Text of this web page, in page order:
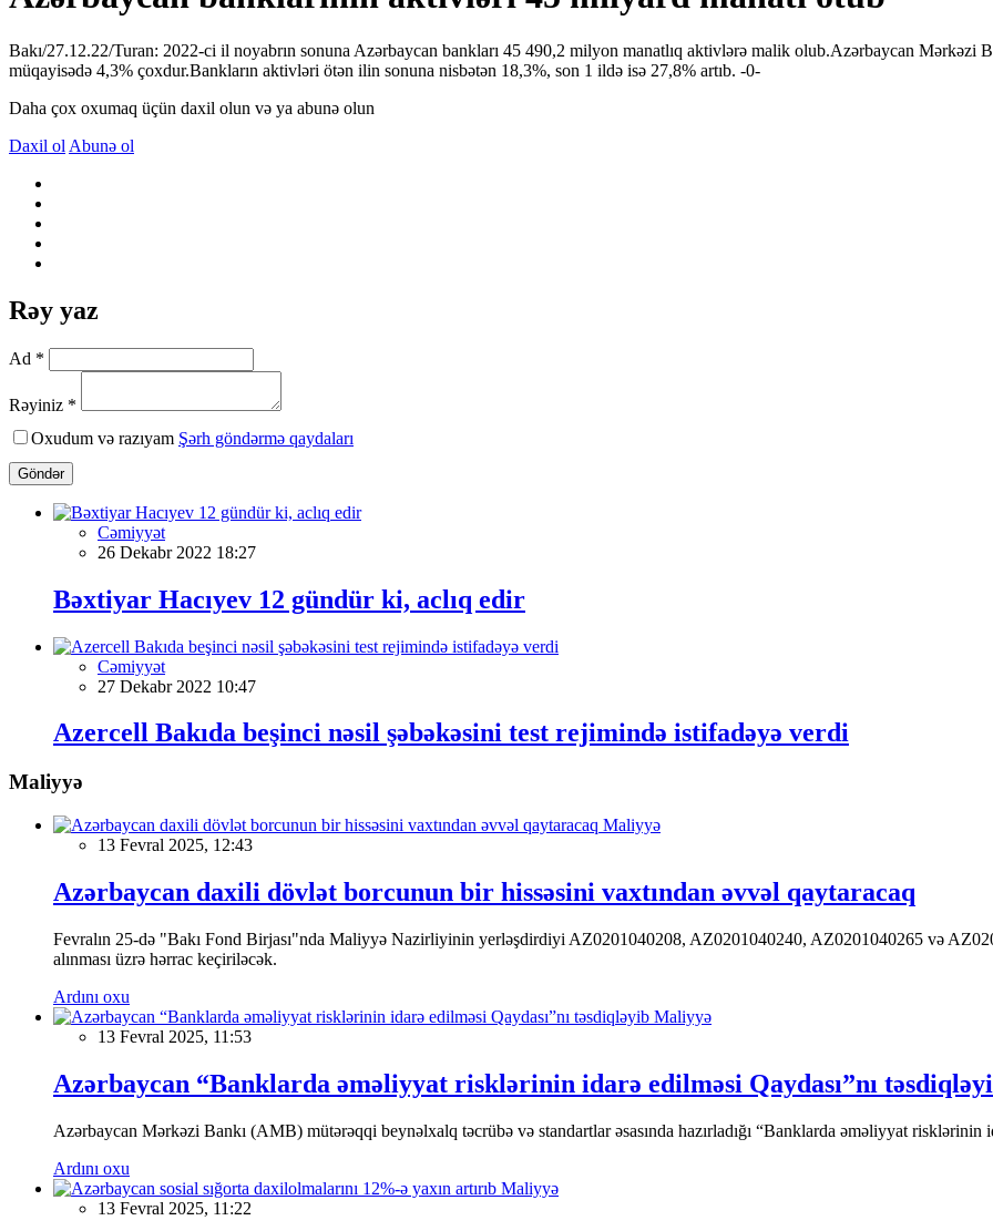
Bakı/27.12.22/Turan: 2022-ci il noyabrın sonuna Azərbaycan bankları 45 490,2 milyon manatlıq aktivlərə malik olub.Azərbaycan Mərkəzi
müqayisədə 4,3% çoxdur.Bankların aktivləri ötən ilin sonuna nisbətən 18,3%, son 1 ildə isə 27,8% artıb. -0-
Daha çox oxumaq üçün daxil olun və ya abunə olun
Daxil ol Abunə ol
Rəy yaz
Ad *
Rəyiniz *
Oxudum və razıyam Şərh göndərmə qaydaları
Göndər
Cəmiyyət
26 Dekabr 2022 18:27
Bəxtiyar Hacıyev 12 gündür ki, aclıq edir
Cəmiyyət
27 Dekabr 2022 10:47
Azercell Bakıda beşinci nəsil şəbəkəsini test rejimində istifadəyə verdi
Maliyyə
Maliyyə
13 Fevral 2025, 12:43
Azərbaycan daxili dövlət borcunun bir hissəsini vaxtından əvvəl qaytaracaq
Fevralın 25-də "Bakı Fond Birjası"nda Maliyyə Nazirliyinin yerləşdirdiyi AZ0201040208, AZ0201040240, AZ0201040265 və
alınması üzrə hərrac keçiriləcək.
Ardını oxu
Maliyyə
13 Fevral 2025, 11:53
Azərbaycan “Banklarda əməliyyat risklərinin idarə edilməsi Qaydası”nı
Azərbaycan Mərkəzi Bankı (AMB) mütərəqqi beynəlxalq təcrübə və standartlar əsasında hazırladığı “Banklarda əməliyyat risklərinin
Ardını oxu
Maliyyə
13 Fevral 2025, 11:22